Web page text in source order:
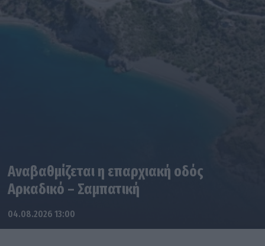
Αναβαθμίζεται η επαρχιακή οδός
Αρκαδικό – Σαμπατική
04.08.2026 13:00